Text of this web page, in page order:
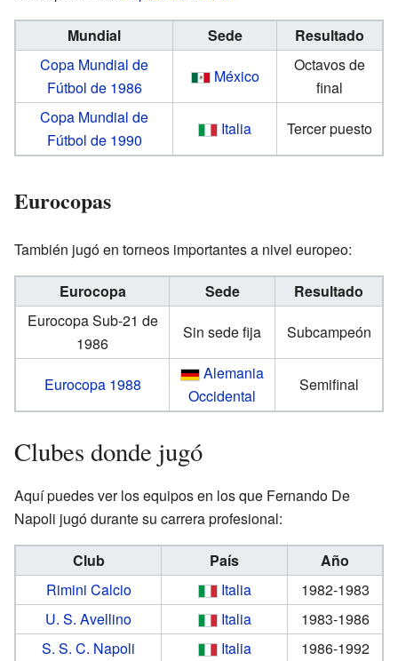
Mundial Sede
Resultado
Copa Mundial de
Fútbol de 1986
México
Octavos de
final
Copa Mundial de
Fútbol de 1990
Italia Tercer puesto
Eurocopas
También jugó en torneos importantes a nivel europeo:
Eurocopa Sede
Resultado
Eurocopa Sub-21 de
1986
Sin sede fija Subcampeón
Eurocopa 1988
Alemania
Occidental
Semifinal
Clubes donde jugó
Aquí puedes ver los equipos en los que Fernando De
Napoli jugó durante su carrera profesional:
Club País
Año
Rimini Calcio
Italia
1982-1983
U. S. Avellino
Italia
1983-1986
S. S. C. Napoli
Italia
1986-1992